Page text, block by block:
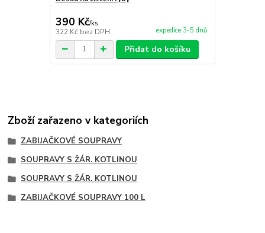
390 Kč/ks
322 Kč bez DPH expedice 3-5 dnů
Přidat do košíku
Zboží zařazeno v kategoriích
ZABIJAČKOVÉ SOUPRAVY
SOUPRAVY S ŽÁR. KOTLINOU
SOUPRAVY S ŽÁR. KOTLINOU
ZABIJAČKOVÉ SOUPRAVY 100 L